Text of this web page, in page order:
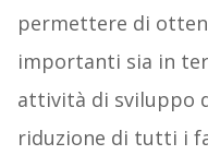
permettere di
importanti sia in
attività di sviluppo
riduzione di tutti i